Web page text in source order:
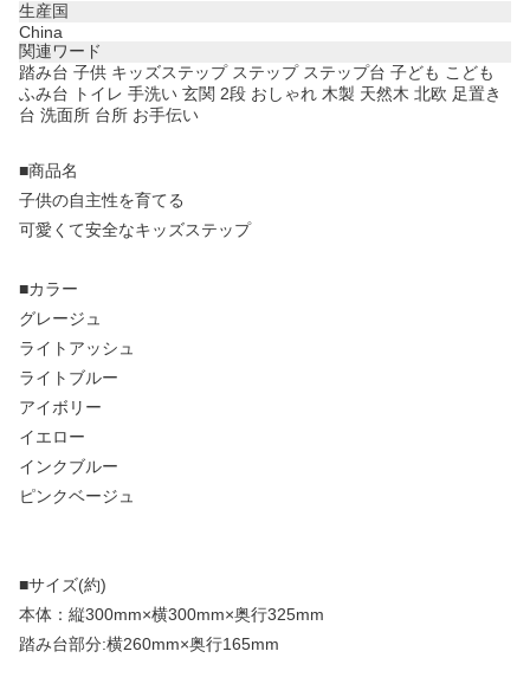
生産国
China
関連ワード
踏み台 子供 キッズステップ ステップ ステップ台 子ども こども
ふみ台 トイレ 手洗い 玄関 2段 おしゃれ 木製 天然木 北欧 足置き
台 洗面所 台所 お手伝い
■商品名
子供の自主性を育てる
可愛くて安全なキッズステップ
■カラー
グレージュ
ライトアッシュ
ライトブルー
アイボリー
イエロー
インクブルー
ピンクベージュ
■サイズ(約)
本体：縦300mm×横300mm×奥行325mm
踏み台部分:横260mm×奥行165mm